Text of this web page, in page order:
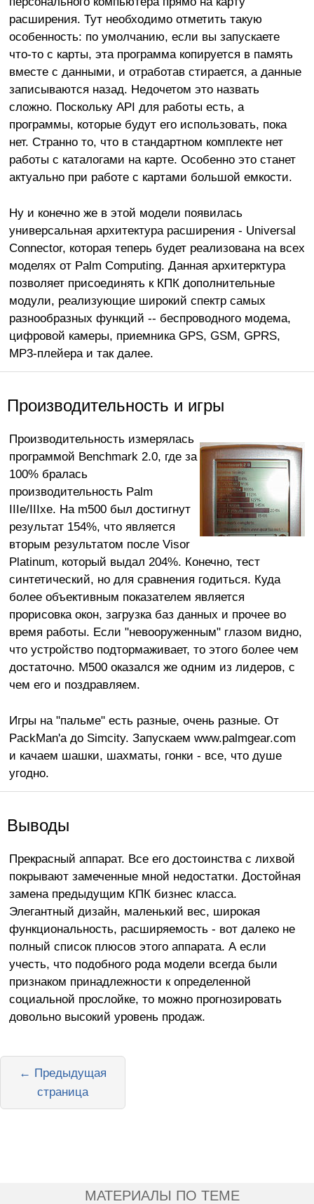
расширения. Тут необходимо отметить такую
особенность: по умолчанию, если вы запускаете
что-то с карты, эта программа копируется в память
вместе с данными, и отработав стирается, а данные
записываются назад. Недочетом это назвать
сложно. Поскольку API для работы есть, а
программы, которые будут его использовать, пока
нет. Странно то, что в стандартном комплекте нет
работы с каталогами на карте. Особенно это станет
актуально при работе с картами большой емкости.
Ну и конечно же в этой модели появилась
универсальная архитектура расширения - Universal
Connector, которая теперь будет реализована на всех
моделях от Palm Computing. Данная архитерктура
позволяет присоединять к КПК дополнительные
модули, реализующие широкий спектр самых
разнообразных функций -- беспроводного модема,
цифровой камеры, приемника GPS, GSM, GPRS,
MP3-плейера и так далее.
Производительность и игры
Производительность измерялась
программой Benchmark 2.0, где за
100% бралась
производительность Palm
IIIe/IIIxe. На m500 был достигнут
результат 154%, что является
вторым результатом после Visor
Platinum, который выдал 204%. Конечно, тест
синтетический, но для сравнения годиться. Куда
более объективным показателем является
прорисовка окон, загрузка баз данных и прочее во
время работы. Если "невооруженным" глазом видно,
что устройство подтормаживает, то этого более чем
достаточно. М500 оказался же одним из лидеров, с
чем его и поздравляем.
Игры на "пальме" есть разные, очень разные. От
PackMan'a до Simcity. Запускаем www.palmgear.com
и качаем шашки, шахматы, гонки - все, что душе
угодно.
Выводы
Прекрасный аппарат. Все его достоинства с лихвой
покрывают замеченные мной недостатки. Достойная
замена предыдущим КПК бизнес класса.
Элегантный дизайн, маленький вес, широкая
функциональность, расширяемость - вот далеко не
полный список плюсов этого аппарата. А если
учесть, что подобного рода модели всегда были
признаком принадлежности к определенной
социальной прослойке, то можно прогнозировать
довольно высокий уровень продаж.
← Предыдущая
страница
МАТЕРИАЛЫ ПО ТЕМЕ